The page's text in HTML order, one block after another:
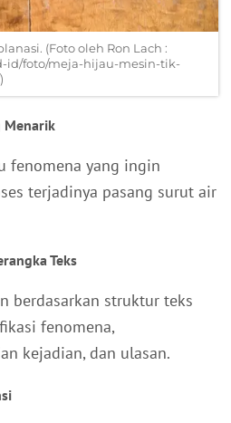
(Foto oleh Ron Lach :
id/foto/meja-hijau-mesin-tik-
Menarik
fenomena yang ingin
terjadinya pasang surut air
Teks
berdasarkan struktur teks
fenomena,
kejadian, dan ulasan.